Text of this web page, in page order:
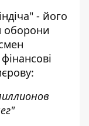
- його
оборони